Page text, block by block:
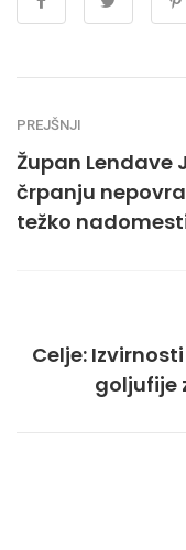
PREJŠNJI
Župan Lendave
črpanju
težko
Celje:
goljufije